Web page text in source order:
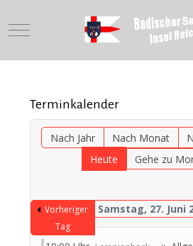
Mobile Menu Toggle
Terminkalender
Nach Jahr Nach Monat
Heute
Gehe zu
Vorheriger
Tag
Samstag, 27. Juni